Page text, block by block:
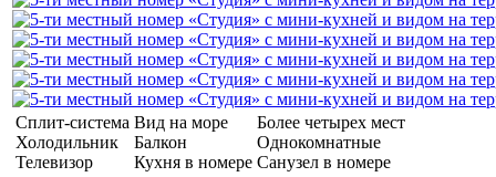
Сплит-система
Холодильник
Телевизор
Вид на море
Балкон
Кухня в номере
Более четырех мест
Однокомнатные
Санузел в номере